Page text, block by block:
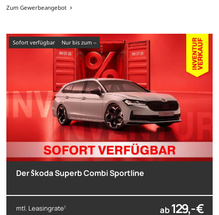
Zum Gewerbeangebot
sofort verfügbar nur bis zum --
Der Škoda Superb Combi Sportline
mtl. Leasingrate1 ab129,- €